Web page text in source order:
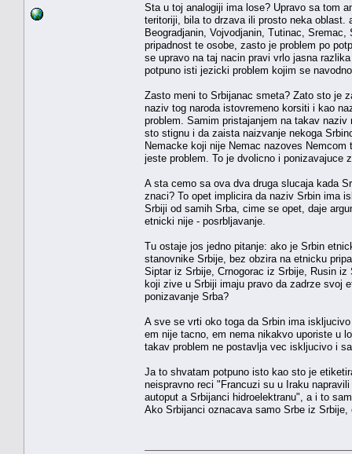
Sta u toj analogiji ima lose? Upravo sa tom
teritoriji, bila to drzava ili prosto neka oblast.
Beogradjanin, Vojvodjanin, Tutinac,
pripadnost te osobe, zasto je problem po
se upravo na taj nacin pravi vrlo jasna
potpuno isti jezicki problem kojim se
Zasto meni to Srbijanac smeta? Zato sto je
naziv tog naroda istovremeno korsiti i kao
problem. Samim pristajanjem na takav
sto stignu i da zaista naizvanje nekoga
Nemacke koji nije Nemac nazoves
jeste problem. To je dvolicno i ponizavajuce
A sta cemo sa ova dva druga slucaja kada
znaci? To opet implicira da naziv Srbin ima
Srbiji od samih Srba, cime se opet, daje
etnicki nije - posrbljavanje.
Tu ostaje jos jedno pitanje: ako je Srbin
stanovnike Srbije, bez obzira na etnicku
Siptar iz Srbije, Crnogorac iz Srbije, Rusin
koji zive u Srbiji imaju pravo da zadrze svoj
ponizavanje Srba?
A sve se vrti oko toga da Srbin ima
em nije tacno, em nema nikakvo uporiste u
takav problem ne postavlja vec iskljucivo i
Ja to shvatam potpuno isto kao sto je
neispravno reci "Francuzi su u Iraku
autoput a Srbijanci hidroelektranu", a i to
Ako Srbijanci oznacava samo Srbe iz